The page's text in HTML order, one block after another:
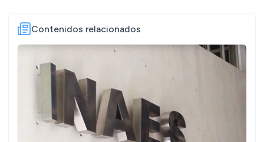
Contenidos relacionados